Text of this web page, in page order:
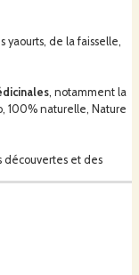
yaourts, de la faisselle,
, notamment la
100% naturelle, Nature
découvertes et des
cette ferme en